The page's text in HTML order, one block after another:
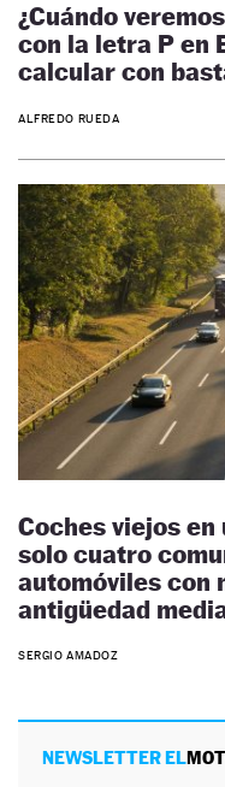
¿Cuándo
con la letra P en
calcular con
ALFREDO RUEDA
Coches viejos en
solo cuatro
automóviles con
antigüedad
SERGIO AMADOZ
NEWSLETTER EL